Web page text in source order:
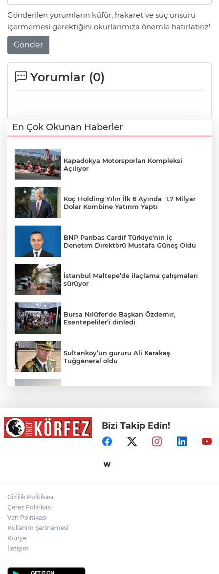
Gönderilen yorumların küfür, hakaret ve suç unsuru
içermemesi gerektiğini okurlarımıza önemle hatırlatırız!
Gönder
Yorumlar (0)
En Çok Okunan Haberler
Kapadokya Motorsporları Kompleksi
Açılıyor
Koç Holding Yılın İlk 6 Ayında 1,7 Milyar
Dolar Kombine Yatırım Yaptı
BNP Paribas Cardif Türkiye'nin İç
Denetim Direktörü Mustafa Güneş Oldu
İstanbul Maltepe’de ilaçlama çalışmaları
sürüyor
Bursa Nilüfer'de Başkan Özdemir,
Esentepeliler’i dinledi
Sultanköy’ün gururu Ali Karakaş
Tuğgeneral oldu
Ormanya’nın Atlas’ı yaban hayatına ışık
tutacak
Kayseri Büyükşehir gökyüzü tutkunlarını
Bizi Takip Edin!
Gizlilik Politikası
Çerez Politikası
Veri Politikası
Kullanım Şartnamesi
Künye
İletişim